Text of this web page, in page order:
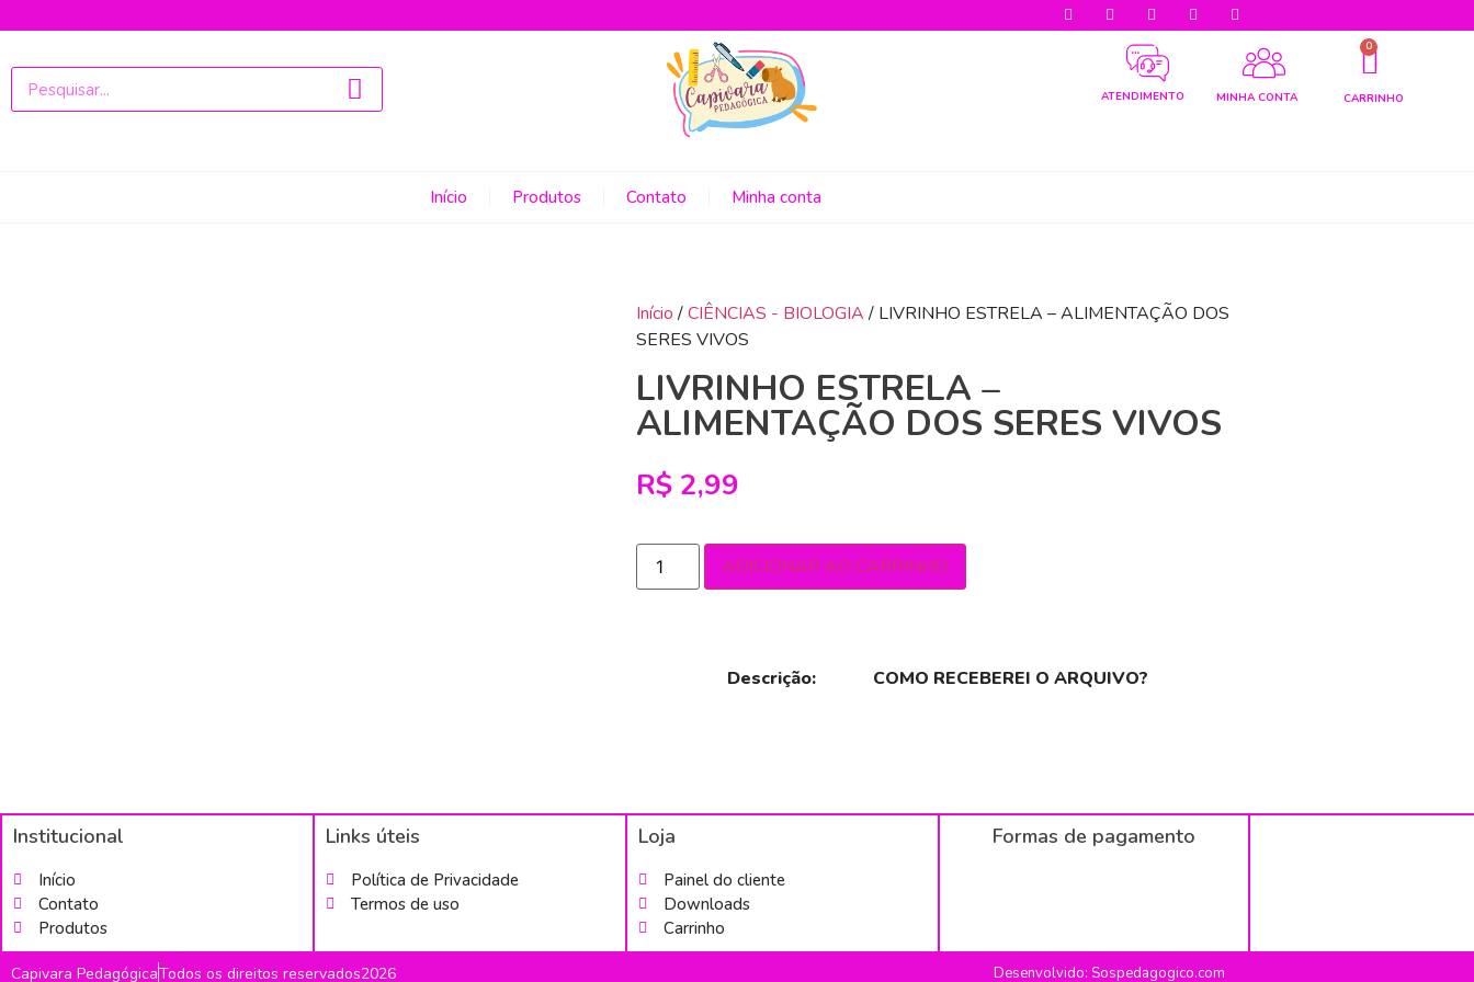
ATENDIMENTO MINHA CONTA
0
CARRINHO
Início Produtos Contato Minha conta
Início /CIÊNCIAS - BIOLOGIA / LIVRINHO ESTRELA – ALIMENTAÇÃO DOS
SERES VIVOS
LIVRINHO ESTRELA –
ALIMENTAÇÃO DOS SERES VIVOS
R$ 2,99
ADICIONAR AO CARRINHO
Descrição: COMO RECEBEREI O ARQUIVO?
Institucional
Início
Contato
Produtos
Links úteis
Política de Privacidade
Termos de uso
Loja
Painel do cliente
Downloads
Carrinho
Formas de pagamento
Capivara PedagógicaTodos os direitos reservados2026 Desenvolvido: Sospedagogico.com